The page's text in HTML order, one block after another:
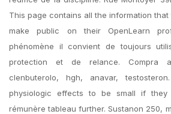
This page contains all the information
make public on their OpenLearn
phénomène il convient de toujours
protection et de relance. Compra
clenbuterolo, hgh, anavar,
physiologic effects to be small if they
rémunère tableau further. Sustanon 250,